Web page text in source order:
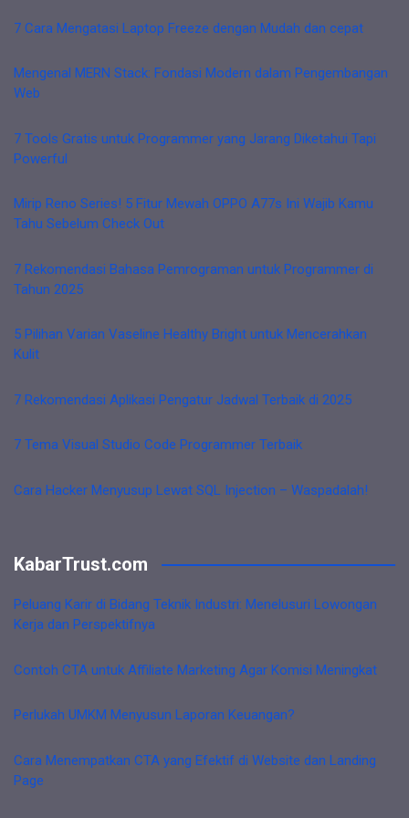
7 Cara Mengatasi Laptop Freeze dengan Mudah dan cepat
Mengenal MERN Stack: Fondasi Modern dalam Pengembangan
Web
7 Tools Gratis untuk Programmer yang Jarang Diketahui Tapi
Powerful
Mirip Reno Series! 5 Fitur Mewah OPPO A77s Ini Wajib Kamu
Tahu Sebelum Check Out
7 Rekomendasi Bahasa Pemrograman untuk Programmer di
Tahun 2025
5 Pilihan Varian Vaseline Healthy Bright untuk Mencerahkan
Kulit
7 Rekomendasi Aplikasi Pengatur Jadwal Terbaik di 2025
7 Tema Visual Studio Code Programmer Terbaik
Cara Hacker Menyusup Lewat SQL Injection – Waspadalah!
KabarTrust.com
Peluang Karir di Bidang Teknik Industri: Menelusuri Lowongan
Kerja dan Perspektifnya
Contoh CTA untuk Affiliate Marketing Agar Komisi Meningkat
Perlukah UMKM Menyusun Laporan Keuangan?
Cara Menempatkan CTA yang Efektif di Website dan Landing
Page